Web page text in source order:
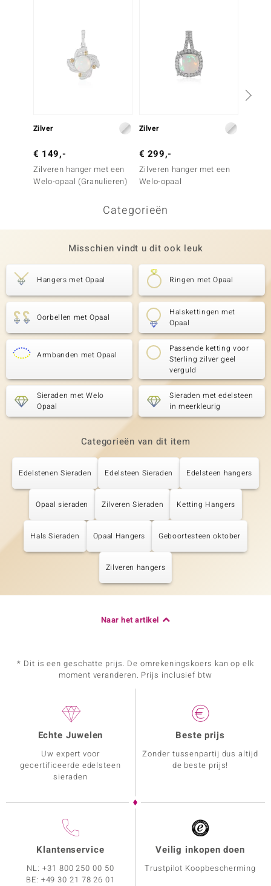
Zilver
€ 149,-
Zilveren hanger met een
Welo-opaal (Granulieren)
Zilver
€ 299,-
Zilveren hanger met een
Welo-opaal
Categorieën
Misschien vindt u dit ook leuk
Hangers met Opaal Ringen met Opaal
Oorbellen met Opaal
Halskettingen met
Opaal
Armbanden met Opaal
Passende ketting voor
Sterling zilver geel
verguld
Sieraden met Welo
Opaal
Sieraden met edelsteen
in meerkleurig
Categorieën van dit item
Edelstenen Sieraden Edelsteen Sieraden Edelsteen hangers
Opaal sieraden Zilveren Sieraden Ketting Hangers
Hals Sieraden Opaal Hangers Geboortesteen oktober
Zilveren hangers
Naar het artikel
* Dit is een geschatte prijs. De omrekeningskoers kan op elk
moment veranderen. Prijs inclusief btw
Echte Juwelen
Uw expert voor
gecertificeerde edelsteen
sieraden
Beste prijs
Zonder tussenpartij dus altijd
de beste prijs!
Klantenservice
NL:+31 800 250 00 50
BE: +49 30 21 78 26 01
Veilig inkopen doen
Trustpilot Koopbescherming